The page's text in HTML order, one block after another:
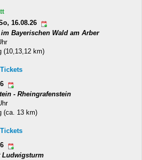
16.08.26
Bayerischen Wald am Arber
(10,13,12 km)
- Rheingrafenstein
(ca. 13 km)
Ludwigsturm